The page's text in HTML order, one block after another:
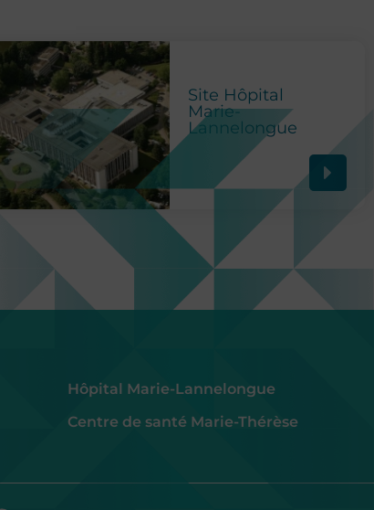
Site Hôpital
Marie-
Lannelongue
Hôpital Marie-Lannelongue
Centre de santé Marie-Thérèse